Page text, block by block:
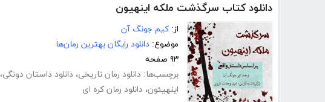
دانلود کتاب سرگذشت ملکه اینهیون
از: کیم جونگ آن
موضوع: دانلود رایگان بهترین رمان‌ها
۹۳ صفحه
برچسب‌ها: دانلود رمان تاریخی، دانلود داستان دونگی،
اینهیئون، دانلود رمان کره ای